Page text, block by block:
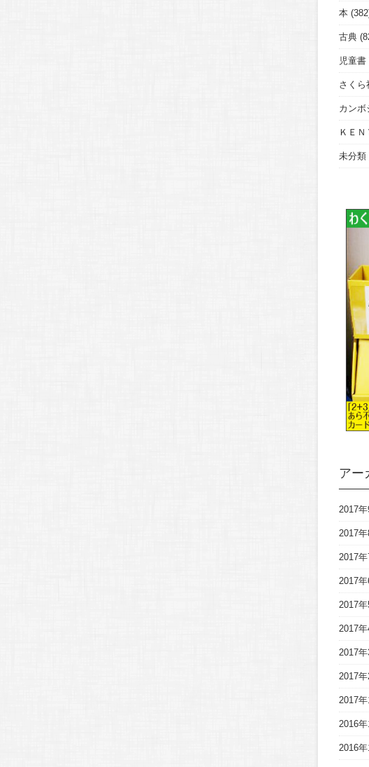
本
古典
児童書
さくら
カンボ
ＫＥＮ
未分類
アー
2017年
2017年
2017年
2017年
2017年
2017年
2017年
2017年
2017年
2016年
2016年